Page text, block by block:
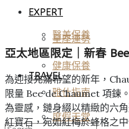
醫美保養
TRAVEL
度假天堂
EXPERT
星座運勢
健康保養
雅仕指南
亞太地區限定｜新春
為迎接充滿希望的新年，
限量 Bee de Chaumet 項鍊
為靈感，鏈身綴以精緻的六
紅寶石，宛如紅梅於蜂格之